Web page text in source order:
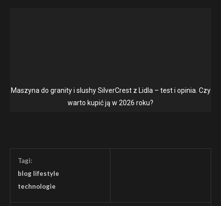
Maszyna do granity i slushy SilverCrest z Lidla – test i opinia. Czy
warto kupić ją w 2026 roku?
Tagi:
blog lifestyle
technologie